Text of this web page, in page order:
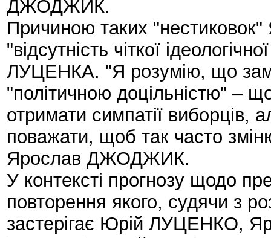
ДЖОДЖИК.
Причиною таких
"відсутність чіткої
ЛУЦЕНКА. "Я розумію, що
"політичною доцільністю" –
отримати симпатії виборців,
поважати, щоб так часто
Ярослав ДЖОДЖИК.
У контексті прогнозу щодо
повторення якого, судячи з
застерігає Юрій ЛУЦЕНКО,